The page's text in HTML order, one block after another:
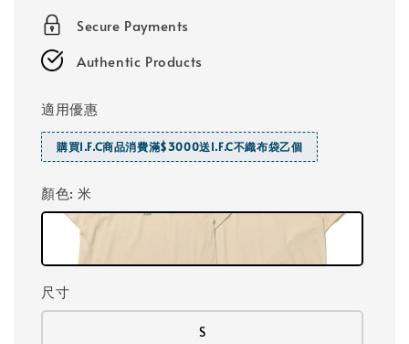
Secure Payments
Authentic Products
適用優惠
購買I.F.C商品消費滿$3000送I.F.C不織布袋乙個
顏色: 米
尺寸
S